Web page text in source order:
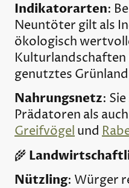
Indikatorarten:
Neuntöter gilt als
ökologisch
Kulturlandschaften
genutztes
Nahrungsnetz:
Prädatoren als
Greifvögelund
🌾
Nützling: Würger